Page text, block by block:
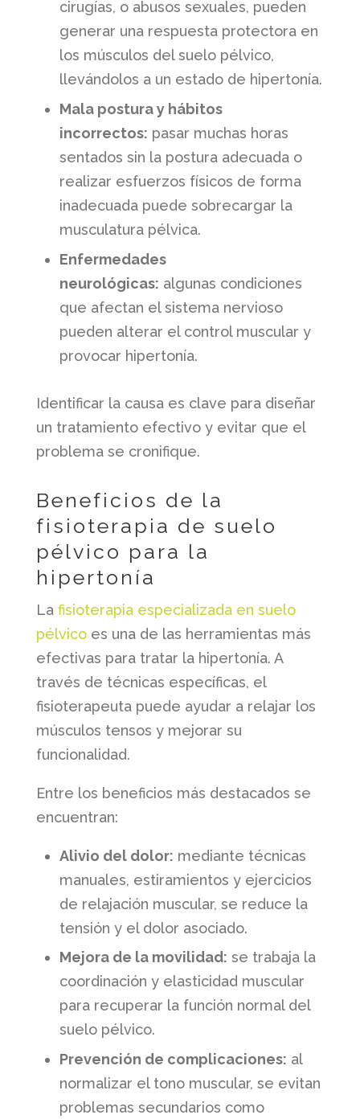
cirugías, o abusos sexuales, pueden
generar una respuesta protectora en
los músculos del suelo pélvico,
llevándolos a un estado de hipertonía.
Mala postura y hábitos
incorrectos: pasar muchas horas
sentados sin la postura adecuada o
realizar esfuerzos físicos de forma
inadecuada puede sobrecargar la
musculatura pélvica.
Enfermedades
neurológicas: algunas condiciones
que afectan el sistema nervioso
pueden alterar el control muscular y
provocar hipertonía.
Identificar la causa es clave para diseñar
un tratamiento efectivo y evitar que el
problema se cronifique.
Beneficios de la
fisioterapia de suelo
pélvico para la
hipertonía
La fisioterapia especializada en suelo
pélvicoes una de las herramientas más
efectivas para tratar la hipertonía. A
través de técnicas específicas, el
fisioterapeuta puede ayudar a relajar los
músculos tensos y mejorar su
funcionalidad.
Entre los beneficios más destacados se
encuentran:
Alivio del dolor: mediante técnicas
manuales, estiramientos y ejercicios
de relajación muscular, se reduce la
tensión y el dolor asociado.
Mejora de la movilidad: se trabaja la
coordinación y elasticidad muscular
para recuperar la función normal del
suelo pélvico.
Prevención de complicaciones: al
normalizar el tono muscular, se evitan
problemas secundarios como